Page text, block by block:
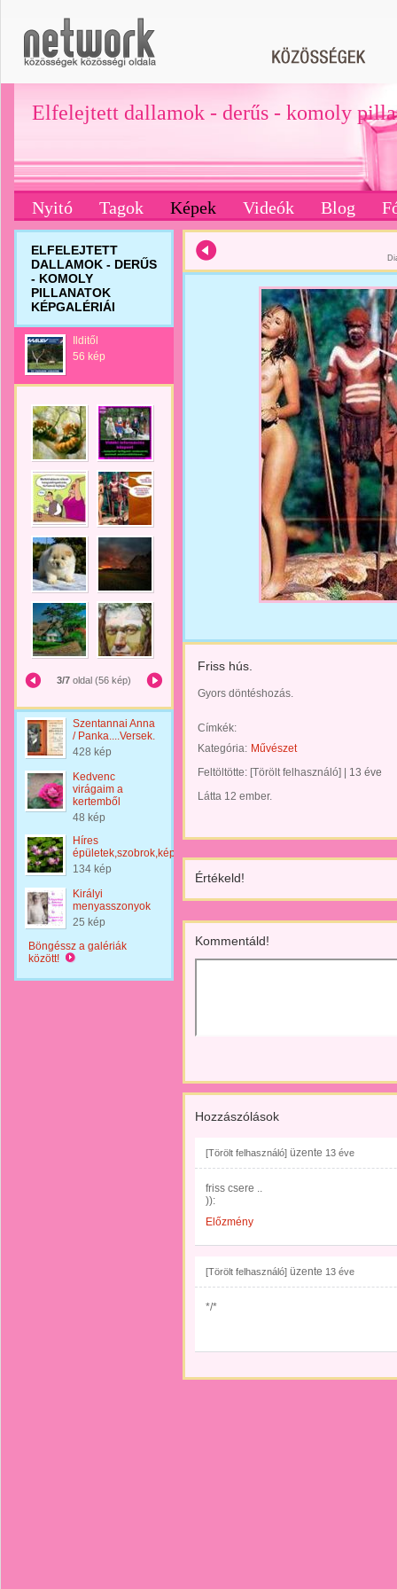
Elfelejtett dallamok - derűs - komoly
Nyitó Tagok Képek Videók Blog
ELFELEJTETT
DALLAMOK - DERŰS
- KOMOLY
PILLANATOK
KÉPGALÉRIÁI
Ilditől
56 kép
3/7 oldal (56 kép)
Szentannai Anna
/ Panka....Versek.
428 kép
Kedvenc
virágaim a
kertemből
48 kép
Híres
épületek,szobrok,képek
134 kép
Királyi
menyasszonyok
25 kép
Böngéssz a galériák
között!
Friss hús.
Gyors döntéshozás.
Címkék:
Kategória: Művészet
Feltöltötte: [Törölt felhasználó]
13 éve
Látta 12 ember.
Értékeld!
Kommentáld!
Hozzászólások
[Törölt felhasználó] üzente 13 éve
friss csere ..
)):
Előzmény
[Törölt felhasználó] üzente 13 éve
*/*